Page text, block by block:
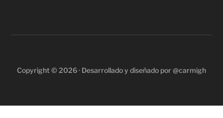
Copyright © 2026 · Desarrollado y diseñado por @carmigh